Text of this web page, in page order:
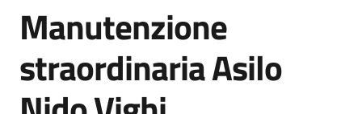
Bandi
strumenti
acquisto
Salta al contenuto
Manutenzione
straordinaria Asilo